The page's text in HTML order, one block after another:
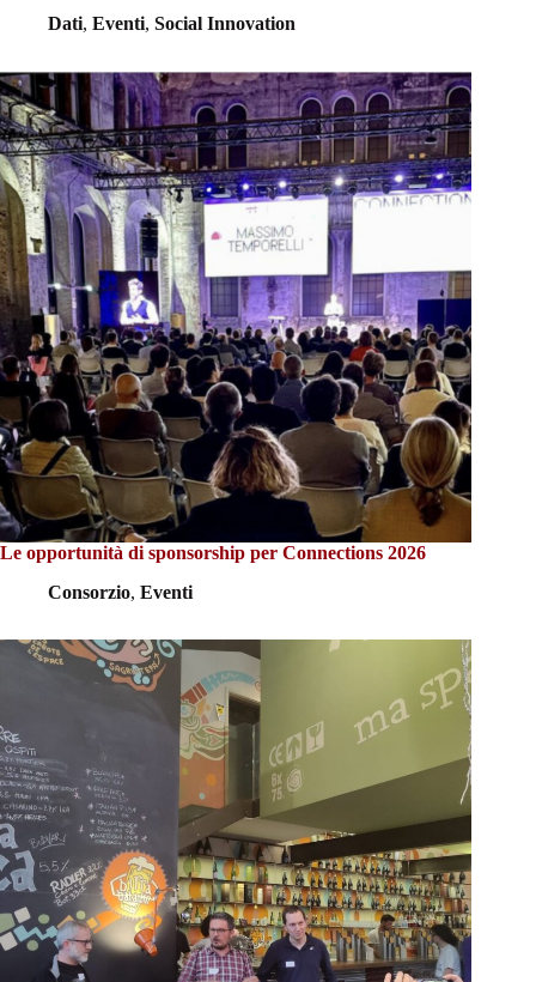
Dati, Eventi, Social Innovation
Le opportunità di sponsorship per Connections 2026
Consorzio, Eventi